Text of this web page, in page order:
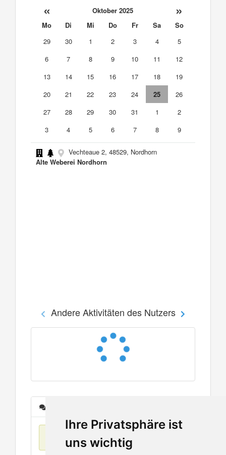
Ihre Privatsphäre ist
uns wichtig
« Oktober 2025 »
Mo Di Mi Do Fr Sa
So
29
30 1 2 3 4
5
6
7 8 9 10 11
12
13
14 15 16 17 18
19
20
21 22 23 24 25
26
27
28 29 30 31 1
2
3
4 5 6 7 8 9
Vechteaue 2, 48529, Nordhorn
Alte Weberei Nordhorn
Andere Aktivitäten des Nutzers
Keine Einträge